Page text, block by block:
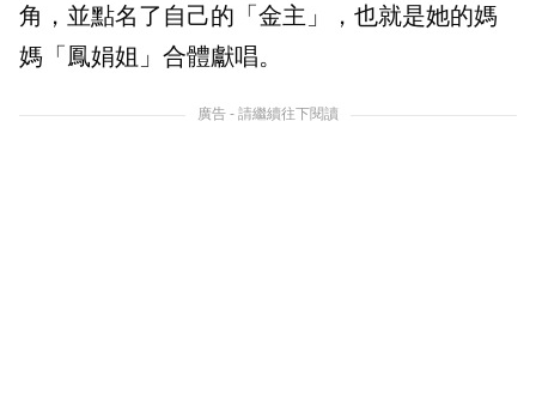
角，並點名了自己的「金主」，也就是她的媽
媽「鳳娟姐」合體獻唱。
廣告 - 請繼續往下閱讀